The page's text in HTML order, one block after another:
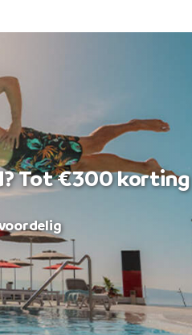
Tot €300 korting